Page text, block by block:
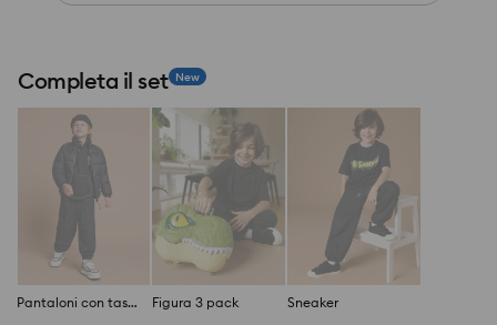
Completa il set New
Pantaloni con tasche cargo Figura 3 pack Sneaker